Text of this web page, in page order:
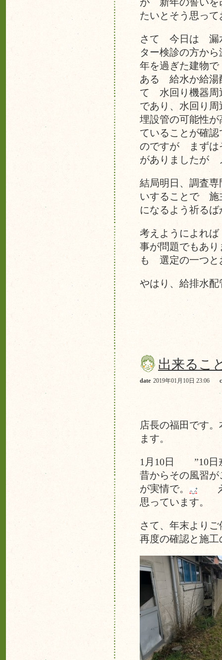
が 新年の誓いを
たいとそう思っ
さて 今日は 漏
ター検診の方か
年を過ぎた建物
ある 給水か給湯
て 水回り機器周
であり、水回り
埋設管の可能性
ていることが確
のですが まずは
がありましたが
結局明日、調査
いすることで 施
になるよう祈る
考えようによれ
事が問題でもあ
も 選定の一つと
やはり、給排水
出来るこ
date 2019年01月10日 23:06
店長の福田です
ます。
1月10日 ”10日
昔からその風習
が実情で。
え
思っています。
さて、年末より
再度の確認と施